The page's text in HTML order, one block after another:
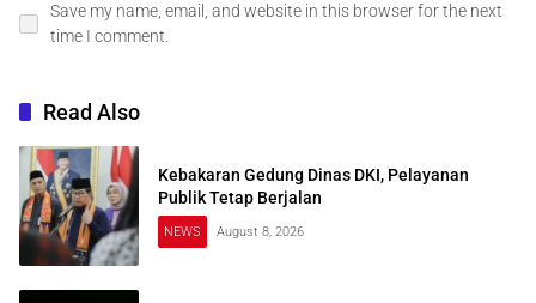
Save my name, email, and website in this browser for the next
time I comment.
Read Also
Kebakaran Gedung Dinas DKI, Pelayanan
Publik Tetap Berjalan
NEWS August 8, 2026